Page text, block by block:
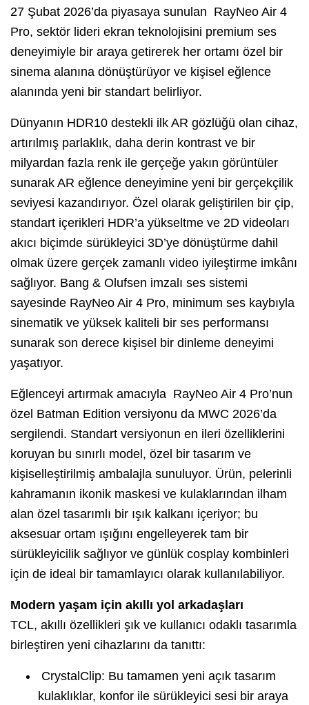
27 Şubat 2026’da piyasaya sunulan RayNeo Air 4
Pro, sektör lideri ekran teknolojisini premium ses
deneyimiyle bir araya getirerek her ortamı özel bir
sinema alanına dönüştürüyor ve kişisel eğlence
alanında yeni bir standart belirliyor.
Dünyanın HDR10 destekli ilk AR gözlüğü olan cihaz,
artırılmış parlaklık, daha derin kontrast ve bir
milyardan fazla renk ile gerçeğe yakın görüntüler
sunarak AR eğlence deneyimine yeni bir gerçekçilik
seviyesi kazandırıyor. Özel olarak geliştirilen bir çip,
standart içerikleri HDR’a yükseltme ve 2D videoları
akıcı biçimde sürükleyici 3D’ye dönüştürme dahil
olmak üzere gerçek zamanlı video iyileştirme imkânı
sağlıyor. Bang & Olufsen imzalı ses sistemi
sayesinde RayNeo Air 4 Pro, minimum ses kaybıyla
sinematik ve yüksek kaliteli bir ses performansı
sunarak son derece kişisel bir dinleme deneyimi
yaşatıyor.
Eğlenceyi artırmak amacıyla RayNeo Air 4 Pro’nun
özel Batman Edition versiyonu da MWC 2026’da
sergilendi. Standart versiyonun en ileri özelliklerini
koruyan bu sınırlı model, özel bir tasarım ve
kişiselleştirilmiş ambalajla sunuluyor. Ürün, pelerinli
kahramanın ikonik maskesi ve kulaklarından ilham
alan özel tasarımlı bir ışık kalkanı içeriyor; bu
aksesuar ortam ışığını engelleyerek tam bir
sürükleyicilik sağlıyor ve günlük cosplay kombinleri
için de ideal bir tamamlayıcı olarak kullanılabiliyor.
Modern yaşam için akıllı yol arkadaşları
TCL, akıllı özellikleri şık ve kullanıcı odaklı tasarımla
birleştiren yeni cihazlarını da tanıttı:
CrystalClip: Bu tamamen yeni açık tasarım
kulaklıklar, konfor ile sürükleyici sesi bir araya